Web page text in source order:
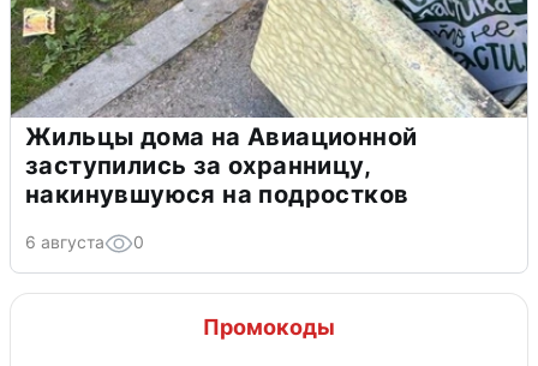
Жильцы дома на Авиационной
заступились за охранницу,
накинувшуюся на подростков
6 августа 0
Промокоды